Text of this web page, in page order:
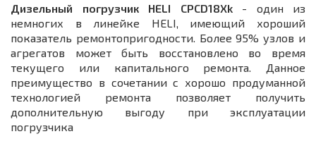
Дизельный погрузчикHELI CPCD18Xk- один из
немногих в линейке HELI, имеющий хороший
показатель ремонтопригодности. Более 95% узлов и
агрегатов может быть восстановлено во время
текущего или капитального ремонта. Данное
преимущество в сочетании с хорошо продуманной
технологией ремонта позволяет получить
дополнительную выгоду при эксплуатации
погрузчика